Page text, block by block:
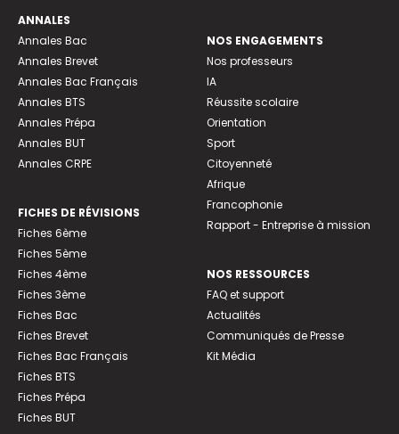
ANNALES
Annales Bac
Annales Brevet
Annales Bac Français
Annales BTS
Annales Prépa
Annales BUT
Annales CRPE
FICHES DE RÉVISIONS
Fiches 6ème
Fiches 5ème
Fiches 4ème
Fiches 3ème
Fiches Bac
Fiches Brevet
Fiches Bac Français
Fiches BTS
Fiches Prépa
Fiches BUT
NOS ENGAGEMENTS
Nos professeurs
IA
Réussite scolaire
Orientation
Sport
Citoyenneté
Afrique
Francophonie
Rapport - Entreprise à mission
NOS RESSOURCES
FAQ et support
Actualités
Communiqués de Presse
Kit Média